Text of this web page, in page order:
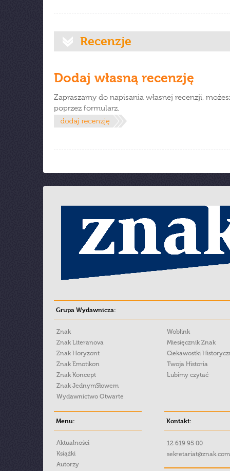
Recenzje
Dodaj własną recenzję
Zapraszamy do napisania własnej recenzji,
poprzez formularz.
Grupa Wydawnicza:
Znak
Znak Literanova
Znak Horyzont
Znak Emotikon
Znak Koncept
Znak JednymSłowem
Wydawnictwo Otwarte
Woblink
Miesięcznik Znak
Ciekawostki
Twoja Historia
Lubimy czytać
Menu:
Aktualności
Książki
Autorzy
Kontakt:
12 619 95 00